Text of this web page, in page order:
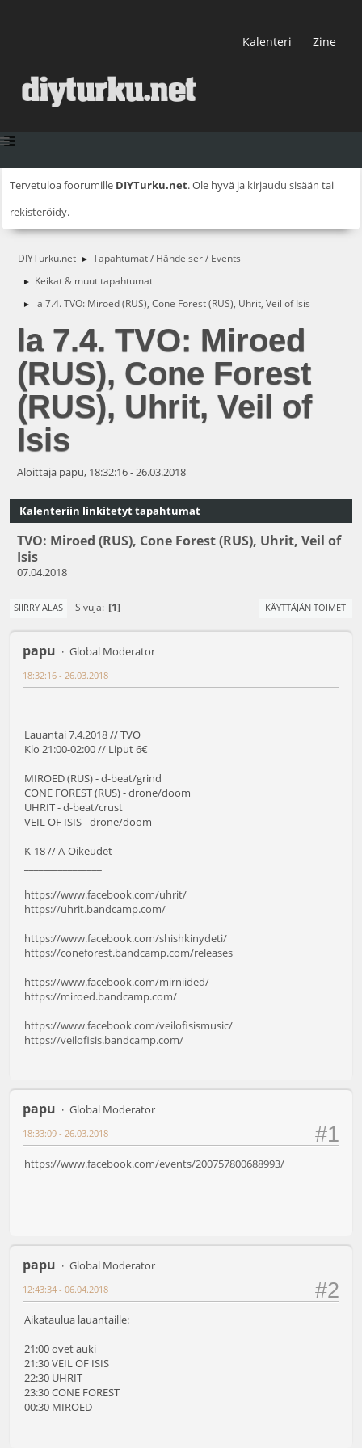
Kalenteri Zine
Tervetuloa foorumille DIYTurku.net. Ole hyvä ja kirjaudu sisään tai
rekisteröidy.
DIYTurku.net ► Tapahtumat / Händelser / Events
► Keikat & muut tapahtumat
► la 7.4. TVO: Miroed (RUS), Cone Forest (RUS), Uhrit, Veil of Isis
la 7.4. TVO: Miroed
(RUS), Cone Forest
(RUS), Uhrit, Veil of
Isis
Aloittaja papu, 18:32:16 - 26.03.2018
Kalenteriin linkitetyt tapahtumat
TVO: Miroed (RUS), Cone Forest (RUS), Uhrit, Veil of
Isis
07.04.2018
SIIRRY ALAS Sivuja 1 KÄYTTÄJÄN TOIMET
papu Global Moderator
18:32:16 - 26.03.2018
Lauantai 7.4.2018 // TVO
Klo 21:00-02:00 // Liput 6€
MIROED (RUS) - d-beat/grind
CONE FOREST (RUS) - drone/doom
UHRIT - d-beat/crust
VEIL OF ISIS - drone/doom
K-18 // A-Oikeudet
https://www.facebook.com/uhrit/
https://uhrit.bandcamp.com/
https://www.facebook.com/shishkinydeti/
https://coneforest.bandcamp.com/releases
https://www.facebook.com/mirniided/
https://miroed.bandcamp.com/
https://www.facebook.com/veilofisismusic/
https://veilofisis.bandcamp.com/
papu Global Moderator
#1
18:33:09 - 26.03.2018
https://www.facebook.com/events/200757800688993/
papu Global Moderator
#2
12:43:34 - 06.04.2018
Aikataulua lauantaille:
21:00 ovet auki
21:30 VEIL OF ISIS
22:30 UHRIT
23:30 CONE FOREST
00:30 MIROED